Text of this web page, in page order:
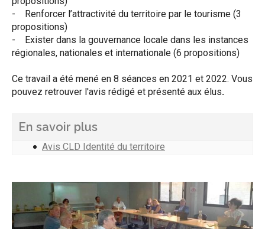
- Renforcer l’attractivité du territoire par le tourisme (3
propositions)
- Exister dans la gouvernance locale dans les instances
régionales, nationales et internationale (6 propositions)
Ce travail a été mené en 8 séances en 2021 et 2022. Vous
pouvez retrouver l'avis rédigé et présenté aux élus.
En savoir plus
Avis CLD Identité du territoire